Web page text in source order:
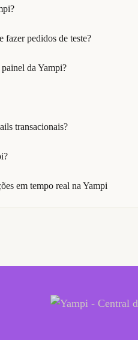
fazer pedidos de teste?
da Yampi?
transacionais?
em tempo real na Yampi